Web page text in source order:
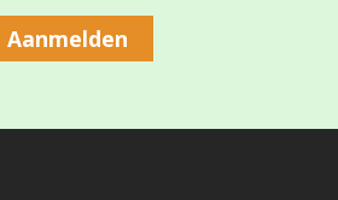
Aanmelden